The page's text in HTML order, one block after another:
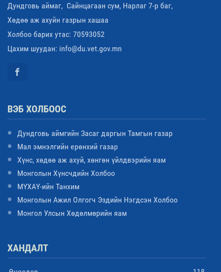
Дундговь аймаг, Сайнцагаан сум, Нарлаг 7-р баг,
Хөдөө аж ахуйн газрын хашаа
Холбоо барих утас: 70593052
Цахим шуудан: info@du.vet.gov.mn
ВЭБ ХОЛБООС
Дундговь аймгийн Засаг даргын Тамгын газар
Мал эмнэлгийн ерөнхий газар
Хүнс, хөдөө аж ахуй, хөнгөн үйлдвэрийн яам
Монголын Хүнсчдийн Холбоо
МҮХАҮ-ийн Танхим
Монголын Ажил Олгогч Эздийн Нэгдсэн Холбоо
Монгол Улсын Хөдөлмөрийн яам
ХАНДАЛТ